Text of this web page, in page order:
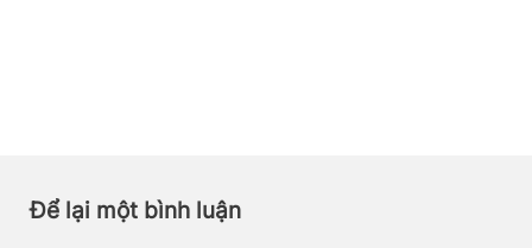
Để lại một bình luận